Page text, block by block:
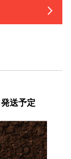
送予定